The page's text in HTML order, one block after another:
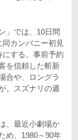
」では、10日間
カンパニー初見
する。事前予約
を信頼した斬新
合や、ロングラ
、スズナリの週
、最近小劇場か
め、1980～90年